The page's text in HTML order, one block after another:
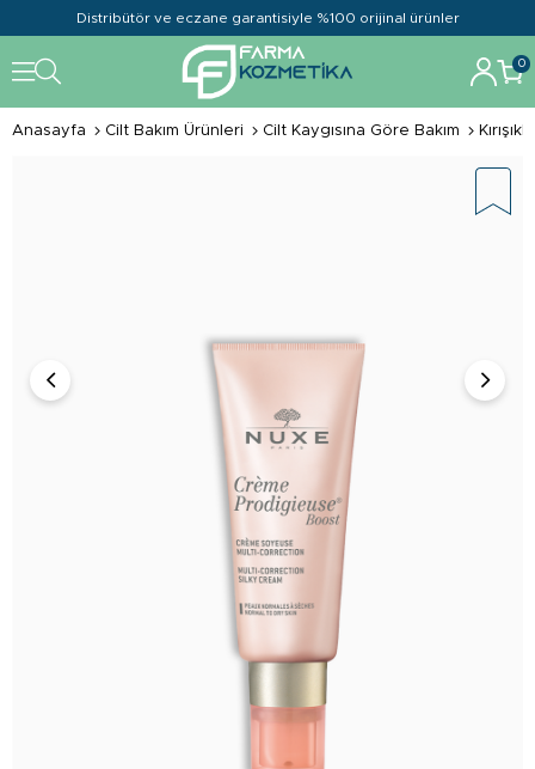
Distribütör ve eczane garantisiyle %100 orijinal ürünler
0
Anasayfa Cilt Bakım Ürünleri Cilt Kaygısına Göre Bakım